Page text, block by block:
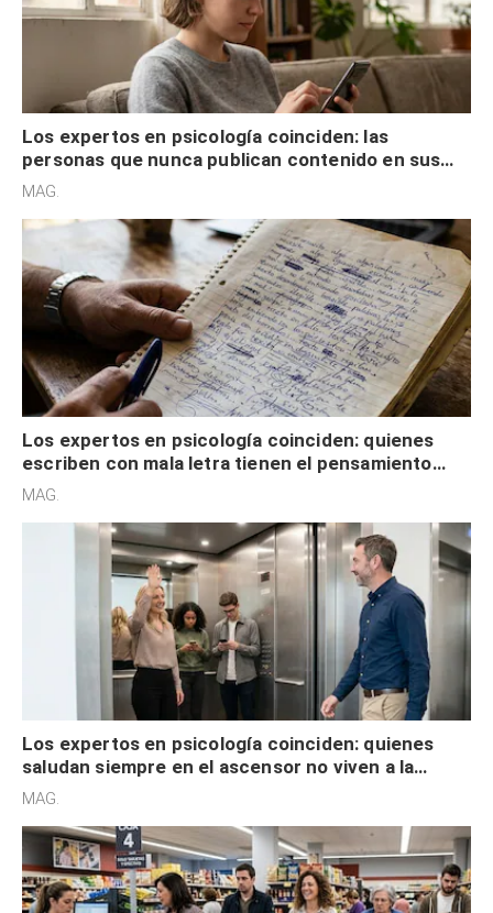
Los expertos en psicología coinciden: las
personas que nunca publican contenido en sus
redes sociales no pretenden buscar validación
MAG.
Los expertos en psicología coinciden: quienes
escriben con mala letra tienen el pensamiento
acelerado y no lo hacen por desinterés
MAG.
Los expertos en psicología coinciden: quienes
saludan siempre en el ascensor no viven a la
defensiva y tienen apertura social
MAG.